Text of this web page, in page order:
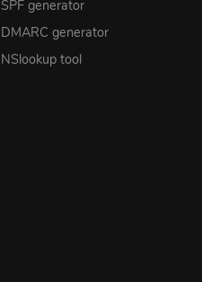
SPF generator
DMARC generator
NSlookup tool